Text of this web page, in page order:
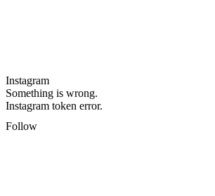
Instagram
Something is wrong.
Instagram token error.
Follow